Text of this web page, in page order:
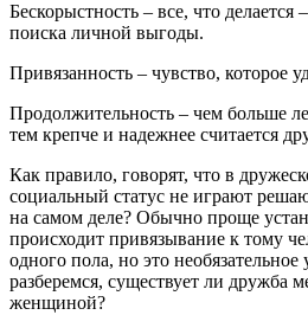
Бескорыстность – все, что делается
поиска личной выгоды.
Привязанность – чувство, которое
Продолжительность – чем больше
тем крепче и надежнее считается
Как правило, говорят, что в
социальный статус не играют
на самом деле? Обычно проще
происходит привязывание к тому
одного пола, но это необязательное
разберемся, существует ли дружба
женщиной?